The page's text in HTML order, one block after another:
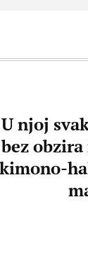
U njoj
bez
kimono-